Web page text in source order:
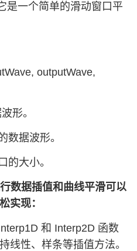
是一个简单的滑动窗口平
outputWave,
形。
数据波形。
的大小。
数据插值和曲线平滑可以
实现：
和 Interp2D 函数
线性、样条等插值方法。